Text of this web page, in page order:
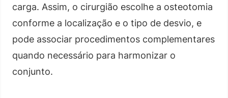
carga. Assim, o cirurgião escolhe a osteotomia
conforme a localização e o tipo de desvio, e
pode associar procedimentos complementares
quando necessário para harmonizar o
conjunto.